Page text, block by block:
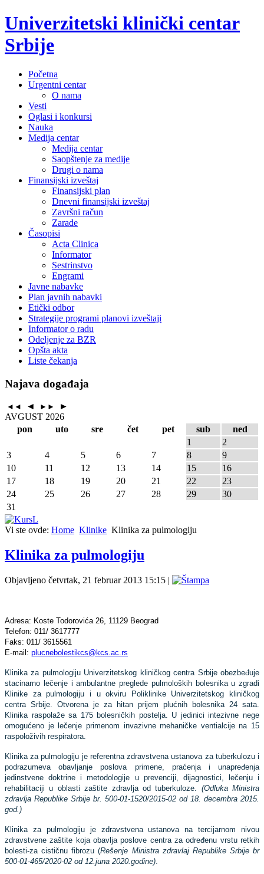
Univerzitetski klinički centar
Srbije
Početna
Urgentni centar
O nama
Vesti
Oglasi i konkursi
Nauka
Medija centar
Medija centar
Saopštenje za medije
Drugi o nama
Finansijski izveštaj
Finansijski plan
Dnevni finansijski izveštaj
Završni račun
Zarade
Časopisi
Acta Clinica
Informator
Sestrinstvo
Engrami
Javne nabavke
Plan javnih nabavki
Etički odbor
Strategije programi planovi izveštaji
Informator o radu
Odeljenje za BZR
Opšta akta
Liste čekanja
Najava događaja
◄◄ ◄ ►►
►
AVGUST 2026
pon
uto sre čet pet sub
ned
1
2
3
4 5 6 7 8
9
10
11 12 13 14 15
16
17
18 19 20 21 22
23
24
25 26 27 28 29
30
31
Vi ste ovde: Home Klinike Klinika za pulmologiju
Klinika za pulmologiju
Objavljeno četvrtak, 21 februar 2013 15:15 |
Adresa: Koste Todorovića 26, 11129 Beograd
Telefon: 011/ 3617777
Faks: 011/ 3615561
E-mail: plucnebolestikcs@kcs.ac.rs
Klinika za pulmologiju Univerzitetskog kliničkog centra Srbije obezbeđuje
stacinarno lečenje i ambulantne preglede pulmoloških bolesnika u zgradi
Klinike za pulmologiju i u okviru Poliklinike Univerzitetskog kliničkog
centra Srbije. Otvorena je za hitan prijem plućnih bolesnika 24 sata.
Klinika raspolaže sa 175 bolesničkih postelja. U jedinici intezivne nege
omogućeno je lečenje primenom invazivne mehaničke ventialcije na 15
raspoloživih respiratora.
Klinika za pulmologiju je referentna zdravstvena ustanova za tuberkulozu i
podrazumeva obavljanje poslova primene, praćenja i unapređenja
jedinstvene doktrine i metodologije u prevenciji, dijagnostici, lečenju i
rehabilitaciji u oblasti zaštite zdravlja od tuberkuloze. (Odluka Ministra
zdravlja Republike Srbije br. 500-01-1520/2015-02 od 18. decembra 2015.
god.)
Klinika za pulmologiju je zdravstvena ustanova na tercijarnom nivou
zdravstvene zaštite koja obavlja poslove centra za određenu vrstu retkih
bolesti-za cističnu fibrozu (Rešenje Ministra zdravlaj Republike Srbije br
500-01-465/2020-02 od 12.juna 2020.godine).